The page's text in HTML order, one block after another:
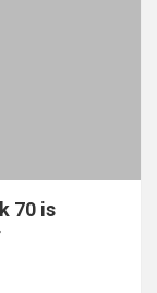
70 is